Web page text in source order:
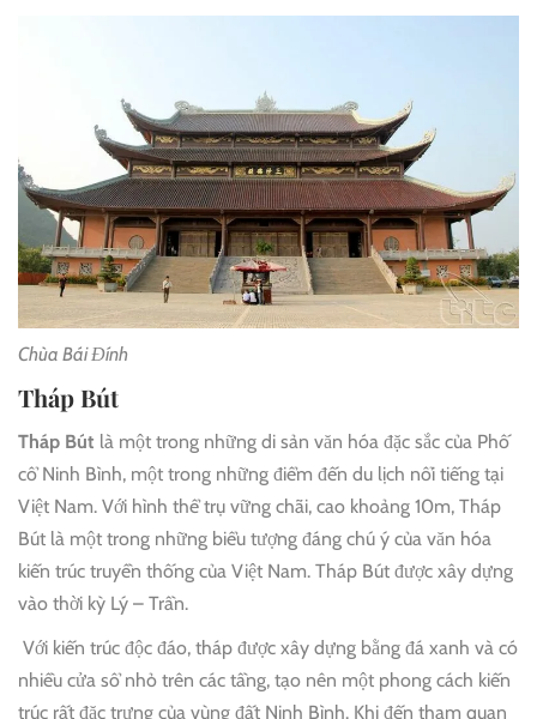
Chùa Bái Đính
Tháp Bút
Tháp Bút là một trong những di sản văn hóa đặc sắc của Phố
cổ Ninh Bình, một trong những điểm đến du lịch nổi tiếng tại
Việt Nam. Với hình thể trụ vững chãi, cao khoảng 10m, Tháp
Bút là một trong những biểu tượng đáng chú ý của văn hóa
kiến trúc truyền thống của Việt Nam. Tháp Bút được xây dựng
vào thời kỳ Lý – Trần.
Với kiến trúc độc đáo, tháp được xây dựng bằng đá xanh và có
nhiều cửa sổ nhỏ trên các tầng, tạo nên một phong cách kiến
trúc rất đặc trưng của vùng đất Ninh Bình. Khi đến tham quan